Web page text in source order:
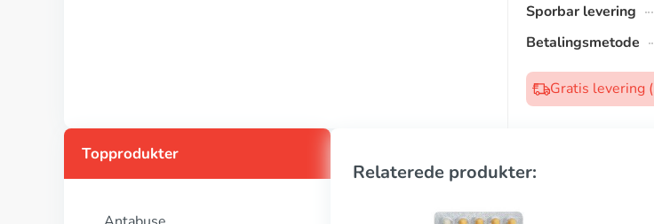
Sporbar levering
Betalingsmetode
Gratis levering
Topprodukter
Relaterede produkter: